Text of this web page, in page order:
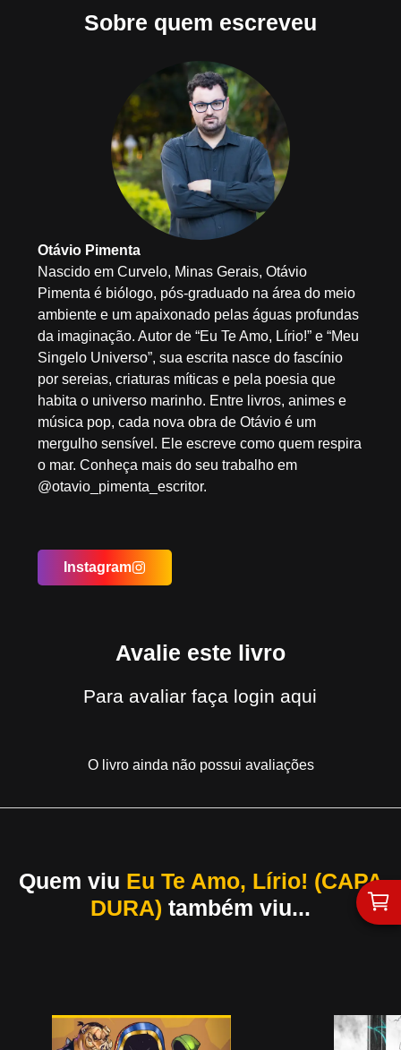
Sobre quem escreveu
Otávio Pimenta
Nascido em Curvelo, Minas Gerais, Otávio
Pimenta é biólogo, pós-graduado na área do meio
ambiente e um apaixonado pelas águas profundas
da imaginação. Autor de “Eu Te Amo, Lírio!” e “Meu
Singelo Universo”, sua escrita nasce do fascínio
por sereias, criaturas míticas e pela poesia que
habita o universo marinho. Entre livros, animes e
música pop, cada nova obra de Otávio é um
mergulho sensível. Ele escreve como quem respira
o mar. Conheça mais do seu trabalho em
@otavio_pimenta_escritor.
Instagram
Avalie este livro
Para avaliarfaça login aqui
O livro ainda não possui avaliações
Quem viu Eu Te Amo, Lírio! (CAPA
DURA) também viu...